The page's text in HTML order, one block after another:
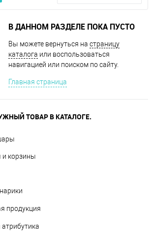
В ДАННОМ РАЗДЕЛЕ ПОКА ПУСТО
Вы можете вернуться на страницу
каталога или воспользоваться
навигацией или поиском по сайту.
Главная страница
ТОВАР В КАТАЛОГЕ.
и корзины
продукция